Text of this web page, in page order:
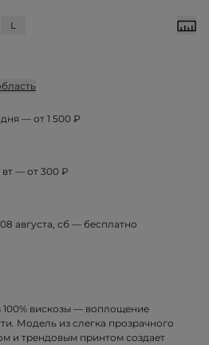
L
— от 1 500 ₽
вт — от 300 ₽
августа, сб — бесплатно
100% вискозы — воплощение
Модель из слегка прозрачного
и трендовым принтом создает